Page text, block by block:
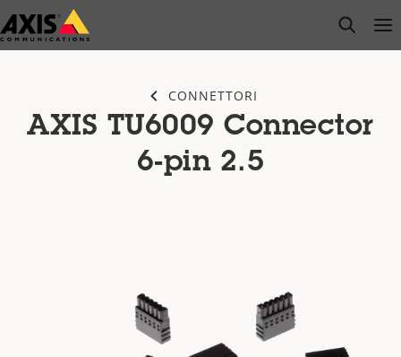
Salta
al
open
CONNETTORI
AXIS TU6009 Connector
6-pin 2.5